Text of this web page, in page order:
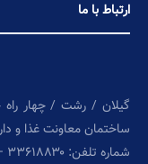
ارتباط با ما
گیلان / رشت / چهار
ساختمان معاونت غذا و
شماره تلفن: ۳۳۶۱۸۸۳۰ – ۰۱۳